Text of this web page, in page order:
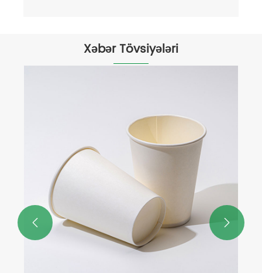
Xəbər Tövsiyələri
neçə günə parçalanır?
 